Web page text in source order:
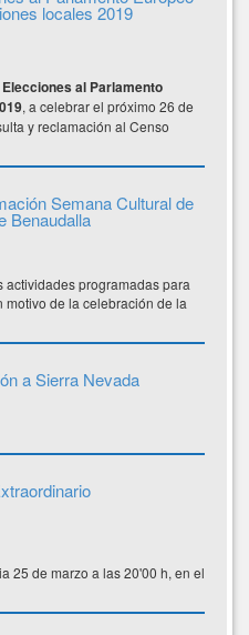
locales 2019
Elecciones al Parlamento
, a celebrar el próximo 26 de
y reclamación al Censo
Semana Cultural de
Benaudalla
actividades programadas para
motivo de la celebración de la
a Sierra Nevada
25 de marzo a las 20'00 h, en el